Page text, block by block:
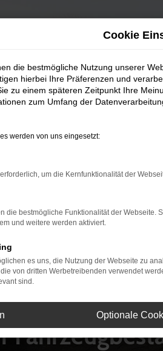
Cookie
die bestmögliche Nutzung unserer
hierbei Ihre Präferenzen und
zu einem späteren Zeitpunkt Ihre
zum Umfang der
werden von uns eingesetzt:
um die Kernfunktionalität der
die bestmögliche Funktionalität der Webseite.
und weitere werden aktiviert.
es uns, die Nutzung der Webseite zu
von dritten Werbetreibenden verwendet
sind.
Optionale